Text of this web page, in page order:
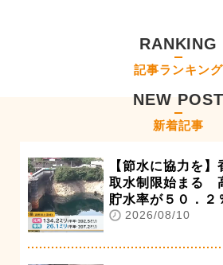
RANKING
記事ランキング
NEW POST
新着記事
【節水に協力を
取水制限始まる
貯水率が５０．２
2026/08/10